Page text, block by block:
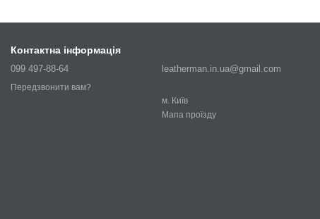
Контактна інформація
099 497-88-64
Передзвонити вам?
leatherman.in.ua@gmail.com
м. Київ
Мапа проїзду